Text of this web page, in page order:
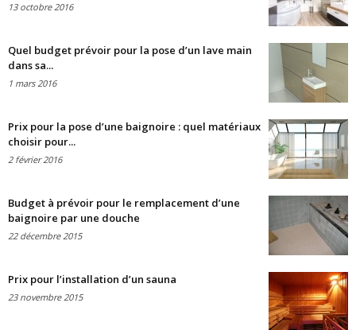
13 octobre 2016
Quel budget prévoir pour la pose d’un lave main
dans sa...
1 mars 2016
Prix pour la pose d’une baignoire : quel matériaux
choisir pour...
2 février 2016
Budget à prévoir pour le remplacement d’une
baignoire par une douche
22 décembre 2015
Prix pour l’installation d’un sauna
23 novembre 2015